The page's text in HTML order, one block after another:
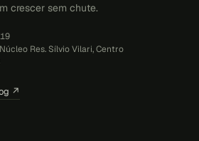
crescer sem chute.
Res. Sílvio Vilari, Centro
↗